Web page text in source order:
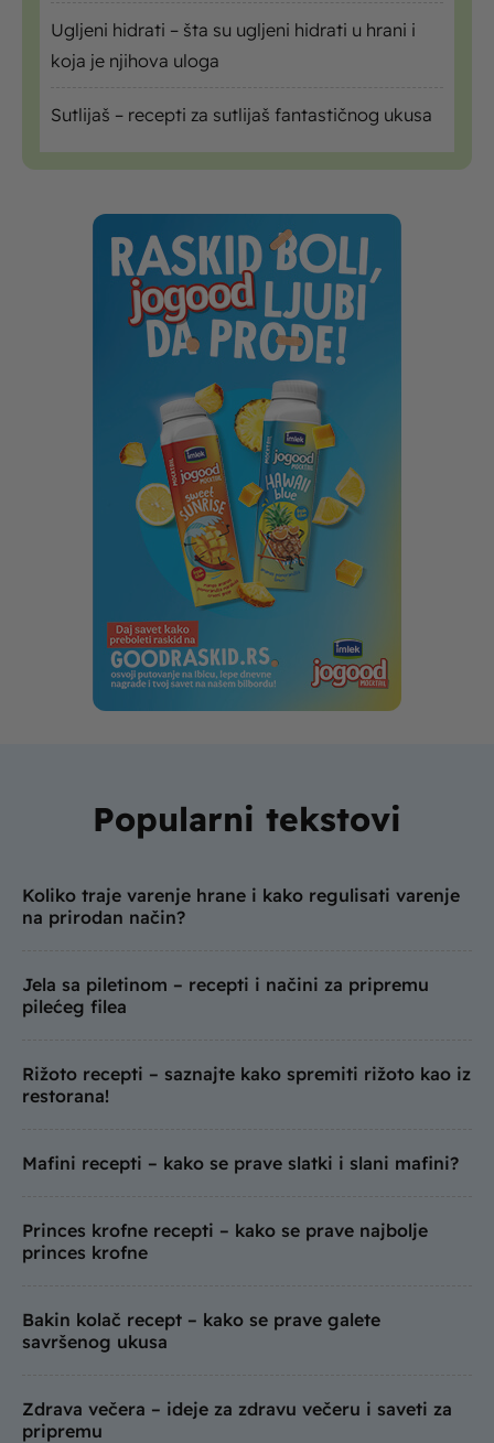
Ugljeni hidrati – šta su ugljeni hidrati u hrani i
koja je njihova uloga
Sutlijaš – recepti za sutlijaš fantastičnog ukusa
Popularni tekstovi
Koliko traje varenje hrane i kako regulisati varenje
na prirodan način?
Jela sa piletinom – recepti i načini za pripremu
pilećeg filea
Rižoto recepti – saznajte kako spremiti rižoto kao iz
restorana!
Mafini recepti – kako se prave slatki i slani mafini?
Princes krofne recepti – kako se prave najbolje
princes krofne
Bakin kolač recept – kako se prave galete
savršenog ukusa
Zdrava večera – ideje za zdravu večeru i saveti za
pripremu